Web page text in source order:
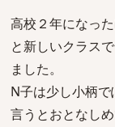
高校２年になっ
と新しいクラス
ました。
N子は少し小柄
言うとおとなし